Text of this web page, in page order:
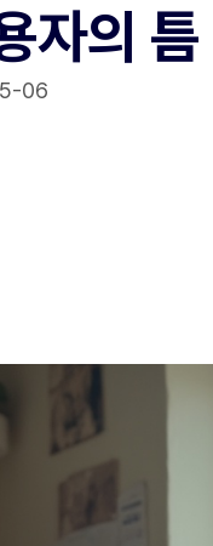
자의 틈
06